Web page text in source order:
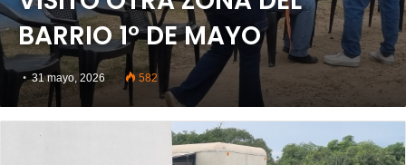
BARRIO 1° DE MAYO
31 mayo, 2026 582